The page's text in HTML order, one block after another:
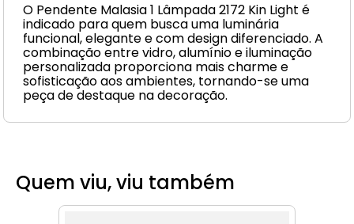
O Pendente Malasia 1 Lâmpada 2172 Kin Light é
indicado para quem busca uma luminária
funcional, elegante e com design diferenciado. A
combinação entre vidro, alumínio e iluminação
personalizada proporciona mais charme e
sofisticação aos ambientes, tornando-se uma
peça de destaque na decoração.
Quem viu, viu também